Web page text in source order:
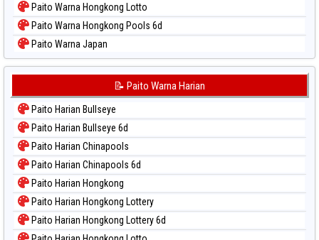
Paito Warna Hongkong Lotto
Paito Warna Hongkong Pools 6d
Paito Warna Japan
Paito Warna Japan 6d
Paito Warna Kuda Lari
Paito Warna Magnum Cambodia
Paito Warna Nagoya
Paito Warna New York Midday
Paito Warna North Carolina Day
Paito Warna Pcso
Paito Warna Pennsylvania Day
Paito Warna Sao Paulo
📝 Paito Warna Harian
Paito Harian Bullseye
Paito Harian Bullseye 6d
Paito Harian Chinapools
Paito Harian Chinapools 6d
Paito Harian Hongkong
Paito Harian Hongkong Lottery
Paito Harian Hongkong Lottery 6d